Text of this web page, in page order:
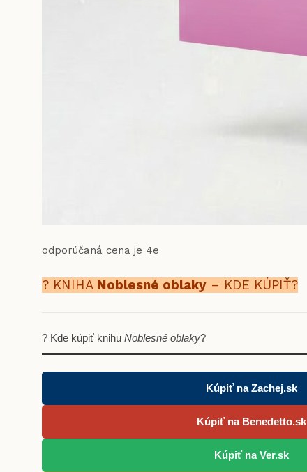
odporúčaná cena je 4e
? KNIHA Noblesné oblaky – KDE KÚPIŤ?
? Kde kúpiť knihu Noblesné oblaky?
Kúpiť na Zachej.sk
Kúpiť na Benedetto.sk
Kúpiť na Ver.sk